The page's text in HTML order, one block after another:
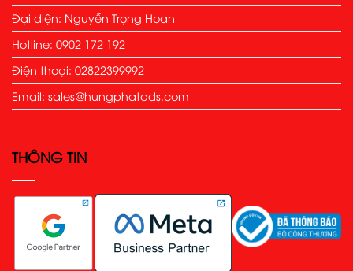
Đại diện: Nguyễn Trọng Hoan
Hotline: 0902 172 192
Điện thoại: 02822399992
Email: sales@hungphatads.com
THÔNG TIN